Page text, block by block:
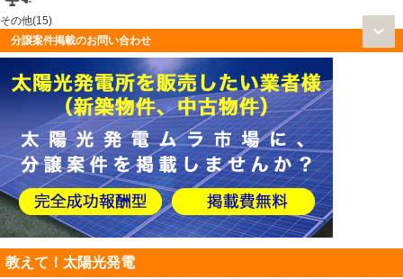
その他(15)
分譲案件掲載のお問い合わせ
教えて！太陽光発電